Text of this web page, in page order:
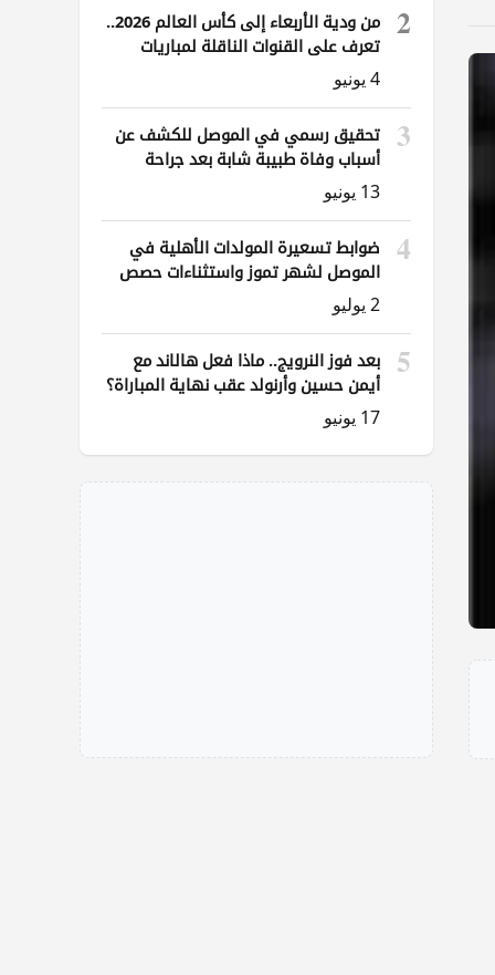
2
من ودية الأربعاء إلى كأس العالم 2026..
تعرف على القنوات الناقلة لمباريات
العراق
4 يونيو
3
تحقيق رسمي في الموصل للكشف عن
أسباب وفاة طبيبة شابة بعد جراحة
ناظورية
13 يونيو
4
ضوابط تسعيرة المولدات الأهلية في
الموصل لشهر تموز واستثناءات حصص
الوقود
2 يوليو
5
بعد فوز النرويج.. ماذا فعل هالاند مع
أيمن حسين وأرنولد عقب نهاية المباراة؟
17 يونيو